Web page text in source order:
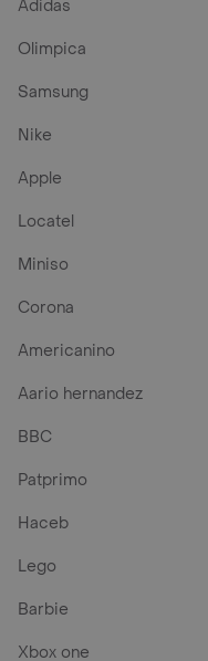
Adidas
Olimpica
Samsung
Nike
Apple
Locatel
Miniso
Corona
Americanino
Aario hernandez
BBC
Patprimo
Haceb
Lego
Barbie
Xbox one